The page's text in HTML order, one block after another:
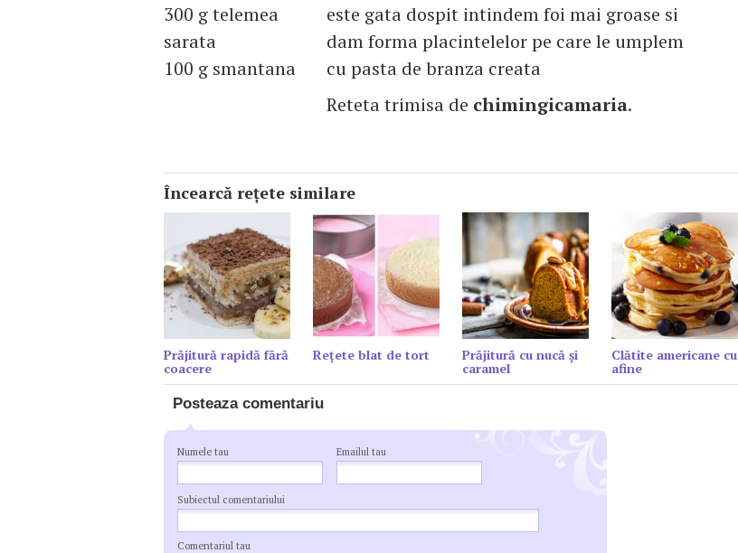
300 g telemea
sarata
100 g smantana
este gata dospit intindem foi mai groase si
dam forma placintelelor pe care le umplem
cu pasta de branza creata
Reteta trimisa de chimingicamaria.
Încearcă reţete similare
Prăjitură rapidă fără
coacere
Reţete blat de tort Prăjitură cu nucă și
caramel
Clătite americane cu
afine
Posteaza comentariu
Numele tau Emailul tau
Subiectul comentariului
Comentariul tau